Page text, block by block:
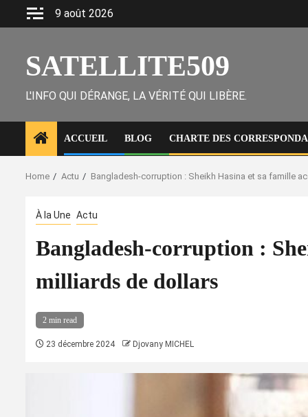
9 août 2026
SATELLITE509
L'INFO QUI DÉRANGE, LA VÉRITÉ QUI LIBÈRE.
ACCUEIL BLOG CHARTE DES
Home Actu Bangladesh-corruption : Sheikh Hasina et sa famille
À la Une Actu
Bangladesh-corruption :
milliards de dollars
2 min read
23 décembre 2024 Djovany MICHEL